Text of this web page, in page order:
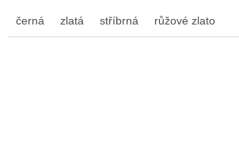
černá zlatá stříbrná růžové zlato